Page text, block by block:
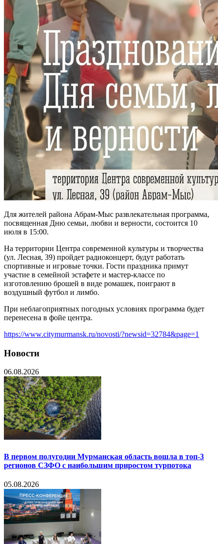
Для жителей района Абрам-Мыс развлекательная программа,
посвященная Дню семьи, любви и верности, состоится 10
июля в 15:00.
На территории Центра современной культуры и творчества
(ул. Лесная, 39) пройдет радиоконцерт, будут работать
спортивные и игровые точки. Гости праздника примут
участие в семейной эстафете и мастер-классе по
изготовлению брошей в виде ромашек, поиграют в
воздушный футбол и лимбо.
При неблагоприятных погодных условиях программа будет
перенесена в фойе центра.
https://www.citymurmansk.ru/novosti/?newsid=32784&page=1
Новости
06.08.2026
В первом полугодии Мурманская область вошла в топ-3
регионов СЗФО с наибольшим приростом турпотока
05.08.2026